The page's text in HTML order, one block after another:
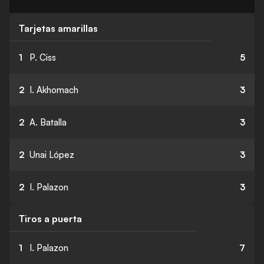
Tarjetas amarillas
1 P. Ciss 5
2 I. Akhomach 3
2 A. Batalla 3
2 Unai López 3
2 I. Palazon 3
Tiros a puerta
1 I. Palazon 7